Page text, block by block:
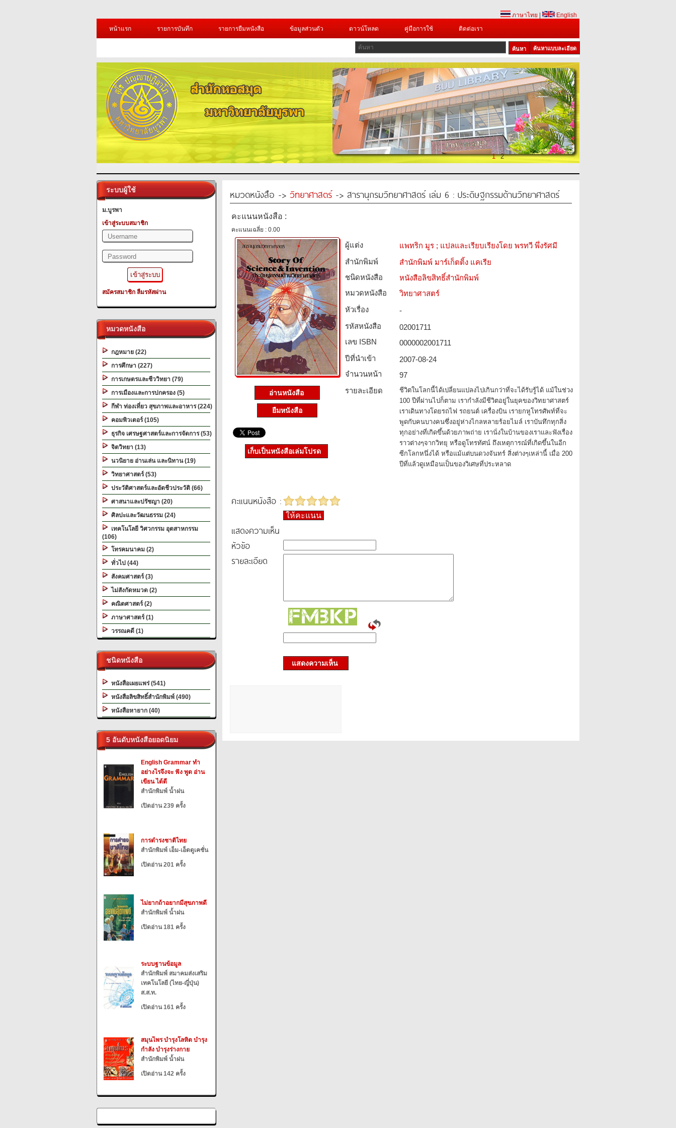
ภาษาไทย
English
หน้าแรก
รายการบันทึก รายการยืมหนังสือ ข้อมูลส่วนตัว ดาวน์โหลด คู่มือการใช้ ติดต่อเรา
ค้นหาแบบละเอียด
1 2
ระบบผู้ใช้
ม.บูรพา
เข้าสู่ระบบสมาชิก
สมัครสมาชิก ลืมรหัสผ่าน
หมวดหนังสือ
กฎหมาย (22)
การศึกษา (227)
การเกษตรและชีววิทยา (79)
การเมืองและการปกครอง (5)
กีฬา ท่องเที่ยว สุขภาพและอาหาร (224)
คอมพิวเตอร์ (105)
ธุรกิจ เศรษฐศาสตร์และการจัดการ (53)
จิตวิทยา (13)
นวนิยาย อ่านเล่น และนิทาน (19)
วิทยาศาสตร์ (53)
ประวัติศาสตร์และอัตชีวประวัติ (66)
ศาสนาและปรัชญา (20)
ศิลปะและวัฒนธรรม (24)
เทคโนโลยี วิศวกรรม อุตสาหกรรม
(106)
โทรคมนาคม (2)
ทั่วไป (44)
สังคมศาสตร์ (3)
ไม่สังกัดหมวด (2)
คณิตศาสตร์ (2)
ภาษาศาสตร์ (1)
วรรณคดี (1)
ชนิดหนังสือ
หนังสือเผยแพร่ (541)
หนังสือลิขสิทธิ์สำนักพิมพ์ (490)
หนังสือหายาก (40)
5 อันดับหนังสือยอดนิยม
English Grammar ทำ
อย่างไรจึงจะ ฟัง พูด อ่าน
เขียน ได้ดี
สำนักพิมพ์ น้ำฝน
เปิดอ่าน 239 ครั้ง
การดำรงชาติไทย
สำนักพิมพ์ เอ็ม-เอ็ดดูเคชั่น
เปิดอ่าน 201 ครั้ง
ไม่ยากถ้าอยากมีสุขภาพดี
สำนักพิมพ์ น้ำฝน
เปิดอ่าน 181 ครั้ง
ระบบฐานข้อมูล
สำนักพิมพ์ สมาคมส่งเสริม
เทคโนโลยี (ไทย-ญี่ปุ่น)
ส.ส.ท.
เปิดอ่าน 161 ครั้ง
สมุนไพร บำรุงโลหิต บำรุง
กำลัง บำรุงร่างกาย
สำนักพิมพ์ น้ำฝน
เปิดอ่าน 142 ครั้ง
หมวดหนังสือ -> วิทยาศาสตร์-> สารานุกรมวิทยาศาสตร์ เล่ม 6 : ประดิษฐกรรมด้านวิทยาศาสตร์
คะแนนหนังสือ :
คะแนนเฉลี่ย : 0.00
อ่านหนังสือ
ยืมหนังสือ
ผู้แต่ง
แพทริก มูร ; แปลและเรียบเรียงโดย พรทวี พึ่งรัศมี
สำนักพิมพ์
สำนักพิมพ์ มาร์เก็ตติ้ง แคเรีย
ชนิดหนังสือ­
หนังสือลิขสิทธิ์สำนักพิมพ์
หมวดหนังสือ­
วิทยาศาสตร์
หัวเรื่อง
-
รหัสหนังสือ­
02001711
เลข ISBN
0000002001711
ปีที่นำเข้า
2007-08-24
จำนวนหน้า
97
รายละเอียด
ชีวิตในโลกนี้ได้เปลี่ยนแปลงไปเกินกว่าที่จะได้รับรู้ได้ แม้ในช่วง
100 ปีที่ผ่านไปก็ตาม เรากำลังมีชีวิตอยู่ในยุคของวิทยาศาสตร์
เราเดินทางโดยรถไฟ รถยนต์ เครื่องบิน เรายกหูโทรศัพท์ที่จะ
พูดกับคนบางคนซึ่งอยู่ห่างไกลหลายร้อยไมล์ เราบันทึกทุกสิ่ง
ทุกอย่างที่เกิดขึ้นด้วยภาพถ่าย เรานั่งในบ้านของเราและฟังเรื่อง
ราวต่างๆจากวิทยุ หรือดูโทรทัศน์ ถึงเหตุการณ์ที่เกิดขึ้นในอีก
ซีกโลกหนึ่งได้ หรือแม้แต่บนดวงจันทร์ สิ่งต่างๆเหล่านี้ เมื่อ 200
ปีที่แล้วดูเหมือนเป็นของวิเศษที่ประหลาด
เก็บเป็นหนังสือเล่มโปรด
คะแนนหนังสือ :
ให้คะแนน
แสดงความเห็น
หัวข้อ
รายละเอียด
แสดงความเห็น